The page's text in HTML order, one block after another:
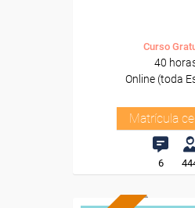
Curso
40
Online (toda
Matrícula
6